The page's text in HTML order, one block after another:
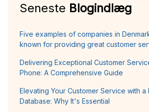
Seneste Blogindlæg
Five examples of companies in
known for providing great customer
Delivering Exceptional Customer
Phone: A Comprehensive Guide
Elevating Your Customer Service with
Database: Why It's Essential